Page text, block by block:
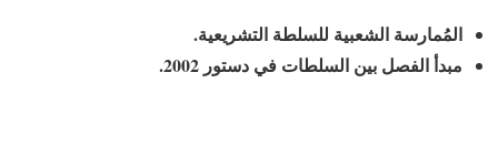
المُمارسة الشعبية للسلطة التشريعية.
مبدأ الفصل بين السلطات في دستور 2002
.